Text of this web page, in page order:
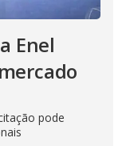
Enel
pode